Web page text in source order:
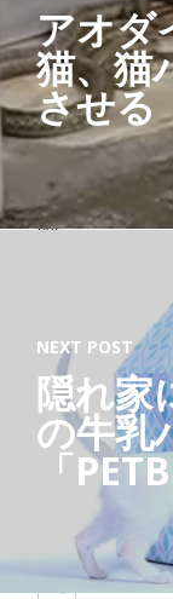
ト
”
Ab
Lat
est
猫
ジ
ャ
ス
ト
アオダ
猫、猫
させる
NEXT POST
隠れ家
の牛乳
「